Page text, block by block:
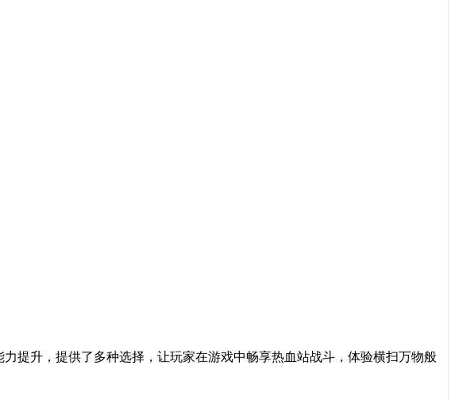
提升，提供了多种选择，让玩家在游戏中畅享热血站战斗，体验横扫万物般